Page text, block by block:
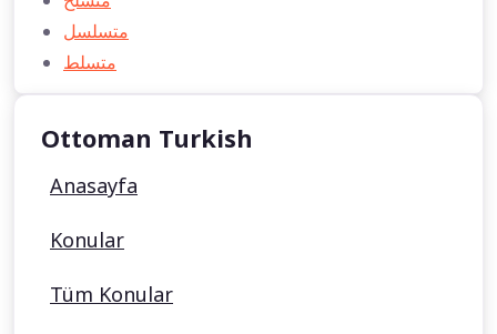
متسلسل
متسلط
Ottoman Turkish
Anasayfa
Konular
Tüm Konular